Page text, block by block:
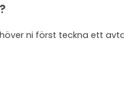
ni först teckna ett